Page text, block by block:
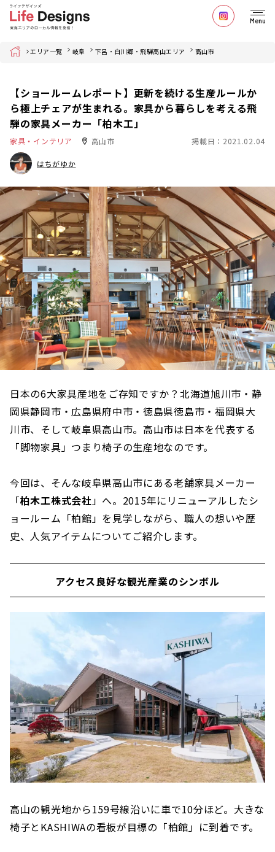
Menu
Home エリア一覧 岐阜 下呂・白川郷・飛騨高山エリア 高山市
【ショールームレポート】更新を続ける生産ルールか
ら極上チェアが生まれる。家具から暮らしを考える飛
騨の家具メーカー「柏木工」
家具・インテリア 高山市 掲載日：2021.02.04
はちがゆか
日本の6大家具産地をご存知ですか？北海道旭川市・静
岡県静岡市・広島県府中市・徳島県徳島市・福岡県大
川市、そして岐阜県高山市。高山市は日本を代表する
「脚物家具」つまり椅子の生産地なのです。
今回は、そんな岐阜県高山市にある老舗家具メーカー
「柏木工株式会社」へ。2015年にリニューアルしたシ
ョールーム「柏館」を見学しながら、職人の想いや歴
史、人気アイテムについてご紹介します。
アクセス良好な観光産業のシンボル
高山の観光地から159号線沿いに車で10分ほど。大きな
椅子とKASHIWAの看板が目標の「柏館」に到着です。